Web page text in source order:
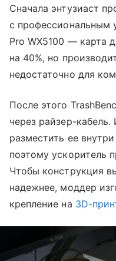
Сначала энтузиаст
с профессиональным
Pro WX5100 — карта
на 40%, но
недостаточно для
После этого
через райзер-
разместить ее
поэтому ускоритель
Чтобы конструкция
надежнее, моддер
крепление на 3D-